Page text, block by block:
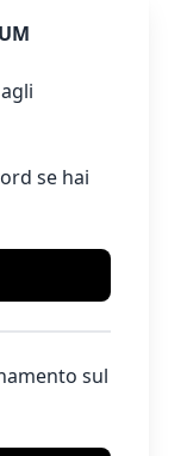
se hai
sul